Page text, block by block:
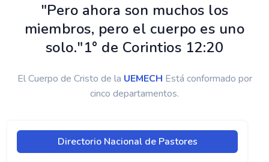
"Pero ahora son muchos los
miembros, pero el cuerpo es uno
solo."1° de Corintios 12:20
El Cuerpo de Cristo de la UEMECH Está conformado por
cinco departamentos.
Directorio Nacional de Pastores